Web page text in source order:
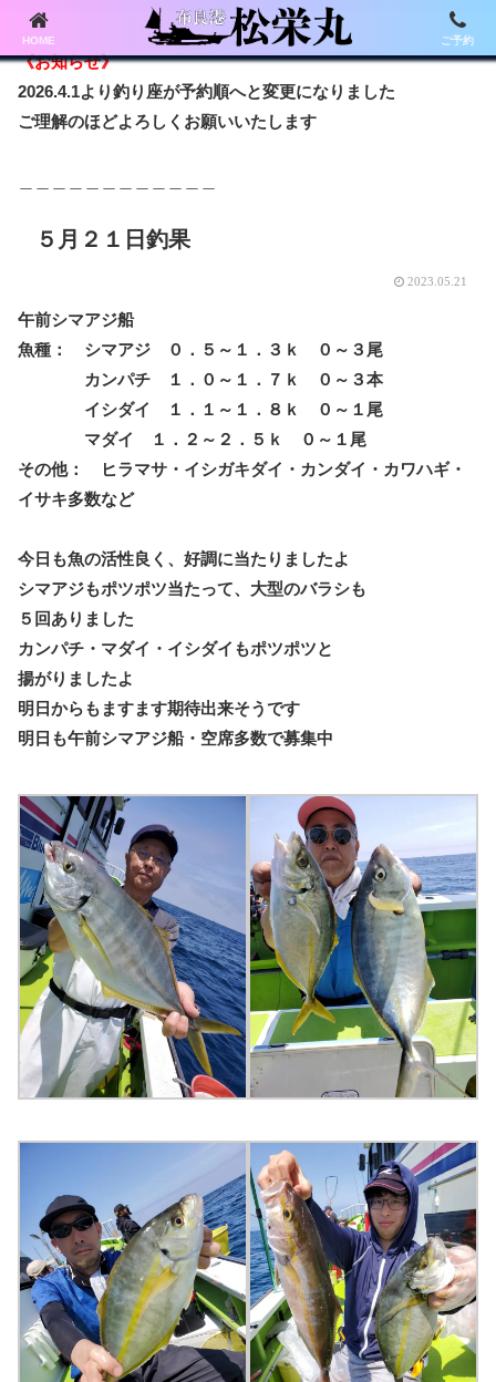
《お知らせ》
2026.4.1より釣り座が予約順へと変更になりました
ご理解のほどよろしくお願いいたします
５月２１日釣果
2023.05.21
午前シマアジ船
魚種： シマアジ ０．５～１．３ｋ ０～３尾
カンパチ １．０～１．７ｋ ０～３本
イシダイ １．１～１．８ｋ ０～１尾
マダイ １．２～２．５ｋ ０～１尾
その他： ヒラマサ・イシガキダイ・カンダイ・カワハギ・
イサキ多数など
今日も魚の活性良く、好調に当たりましたよ
シマアジもポツポツ当たって、大型のバラシも
５回ありました
カンパチ・マダイ・イシダイもポツポツと
揚がりましたよ
明日からもますます期待出来そうです
明日も午前シマアジ船・空席多数で募集中
HOME ご予約